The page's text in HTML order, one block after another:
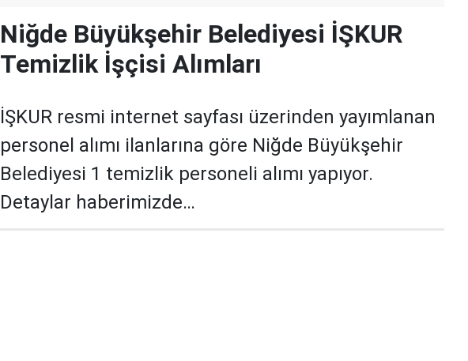
Niğde Büyükşehir Belediyesi İŞKUR
Temizlik İşçisi Alımları
İŞKUR resmi internet sayfası üzerinden yayımlanan
personel alımı ilanlarına göre Niğde Büyükşehir
Belediyesi 1 temizlik personeli alımı yapıyor.
Detaylar haberimizde…